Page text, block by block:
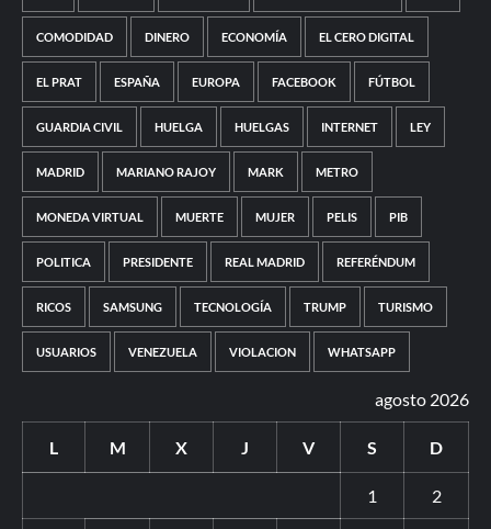
COMODIDAD DINERO ECONOMÍA EL CERO DIGITAL
EL PRAT ESPAÑA EUROPA FACEBOOK FÚTBOL
GUARDIA CIVIL HUELGA HUELGAS INTERNET LEY
MADRID MARIANO RAJOY MARK METRO
MONEDA VIRTUAL MUERTE MUJER PELIS PIB
POLITICA PRESIDENTE REAL MADRID REFERÉNDUM
RICOS SAMSUNG TECNOLOGÍA TRUMP TURISMO
USUARIOS VENEZUELA VIOLACION WHATSAPP
agosto 2026
L M X J V S D
1 2